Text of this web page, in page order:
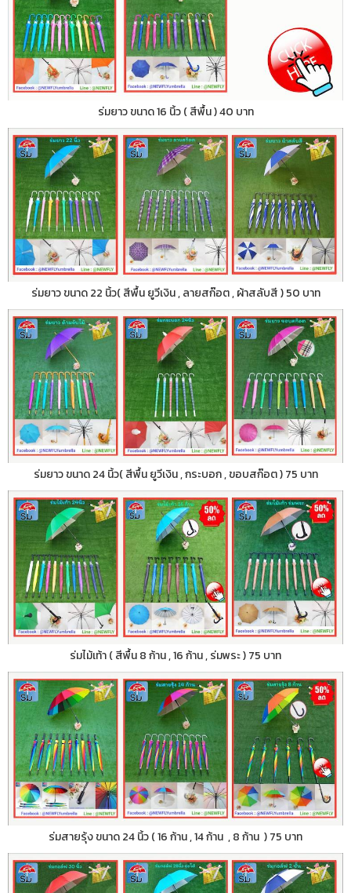
ร่มยาว ขนาด 16 นิ้ว ( สีพื้น ) 40 บาท
ร่มยาว ขนาด 22 นิ้ว( สีพื้น ยูวีเงิน , ลายสก๊อต , ผ้าสลับสี ) 50 บาท
ร่มยาว ขนาด 24 นิ้ว( สีพื้น ยูวีเงิน , กระบอก , ขอบสก๊อต ) 75 บาท
ร่มไม้เท้า ( สีพื้น 8 ก้าน , 16 ก้าน , ร่มพระ ) 75 บาท
ร่มสายรุ้ง ขนาด 24 นิ้ว ( 16 ก้าน , 14 ก้าน , 8 ก้าน ) 75 บาท